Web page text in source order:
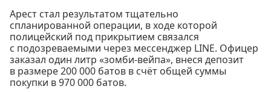
Арест стал результатом тщательно
спланированной операции, в ходе которой
полицейский под прикрытием связался
с подозреваемыми через мессенджер LINE. Офицер
заказал один литр «зомби-вейпа», внеся депозит
в размере 200 000 батов в счёт общей суммы
покупки в 970 000 батов.